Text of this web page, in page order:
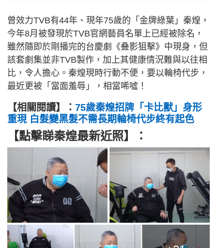
曾效力TVB有44年、現年75歲的「金牌綠葉」秦煌，
今年8月被發現於TVB官網藝員名單上已經被除名，
雖然隨即於剛播完的台慶劇《叠影狙擊》中現身，但
該套劇集並非TVB製作，加上其健康情況難與以往相
比，令人擔心。秦煌現時行動不便，要以輪椅代步，
最近更被「當面羞辱」，相當唏噓！
【相關閱讀】： 75歲秦煌招牌「卡比獸」身形
重現 白髮變黑髮不需長期輪椅代步終有起色
【點擊睇秦煌最新近照】：